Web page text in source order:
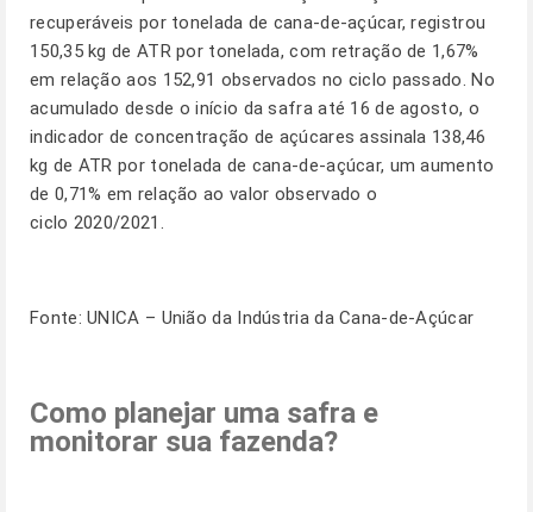
recuperáveis por tonelada de cana-de-açúcar, registrou
150,35 kg de ATR por tonelada, com retração de 1,67%
em relação aos 152,91 observados no ciclo passado. No
acumulado desde o início da safra até 16 de agosto, o
indicador de concentração de açúcares assinala 138,46
kg de ATR por tonelada de cana-de-açúcar, um aumento
de 0,71% em relação ao valor observado o
ciclo 2020/2021.
Fonte: UNICA – União da Indústria da Cana-de-Açúcar
Como planejar uma safra e
monitorar sua fazenda?